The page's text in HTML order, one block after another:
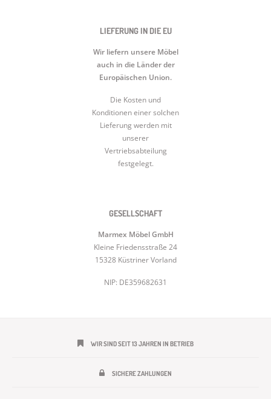
LIEFERUNG IN DIE EU
Wir liefern unsere Möbel
auch in die Länder der
Europäischen Union.
Die Kosten und
Konditionen einer solchen
Lieferung werden mit
unserer
Vertriebsabteilung
festgelegt.
GESELLSCHAFT
Marmex Möbel GmbH
Kleine Friedensstraße 24
15328 Küstriner Vorland
NIP: DE359682631
WIR SIND SEIT 13 JAHREN IN BETRIEB
SICHERE ZAHLUNGEN